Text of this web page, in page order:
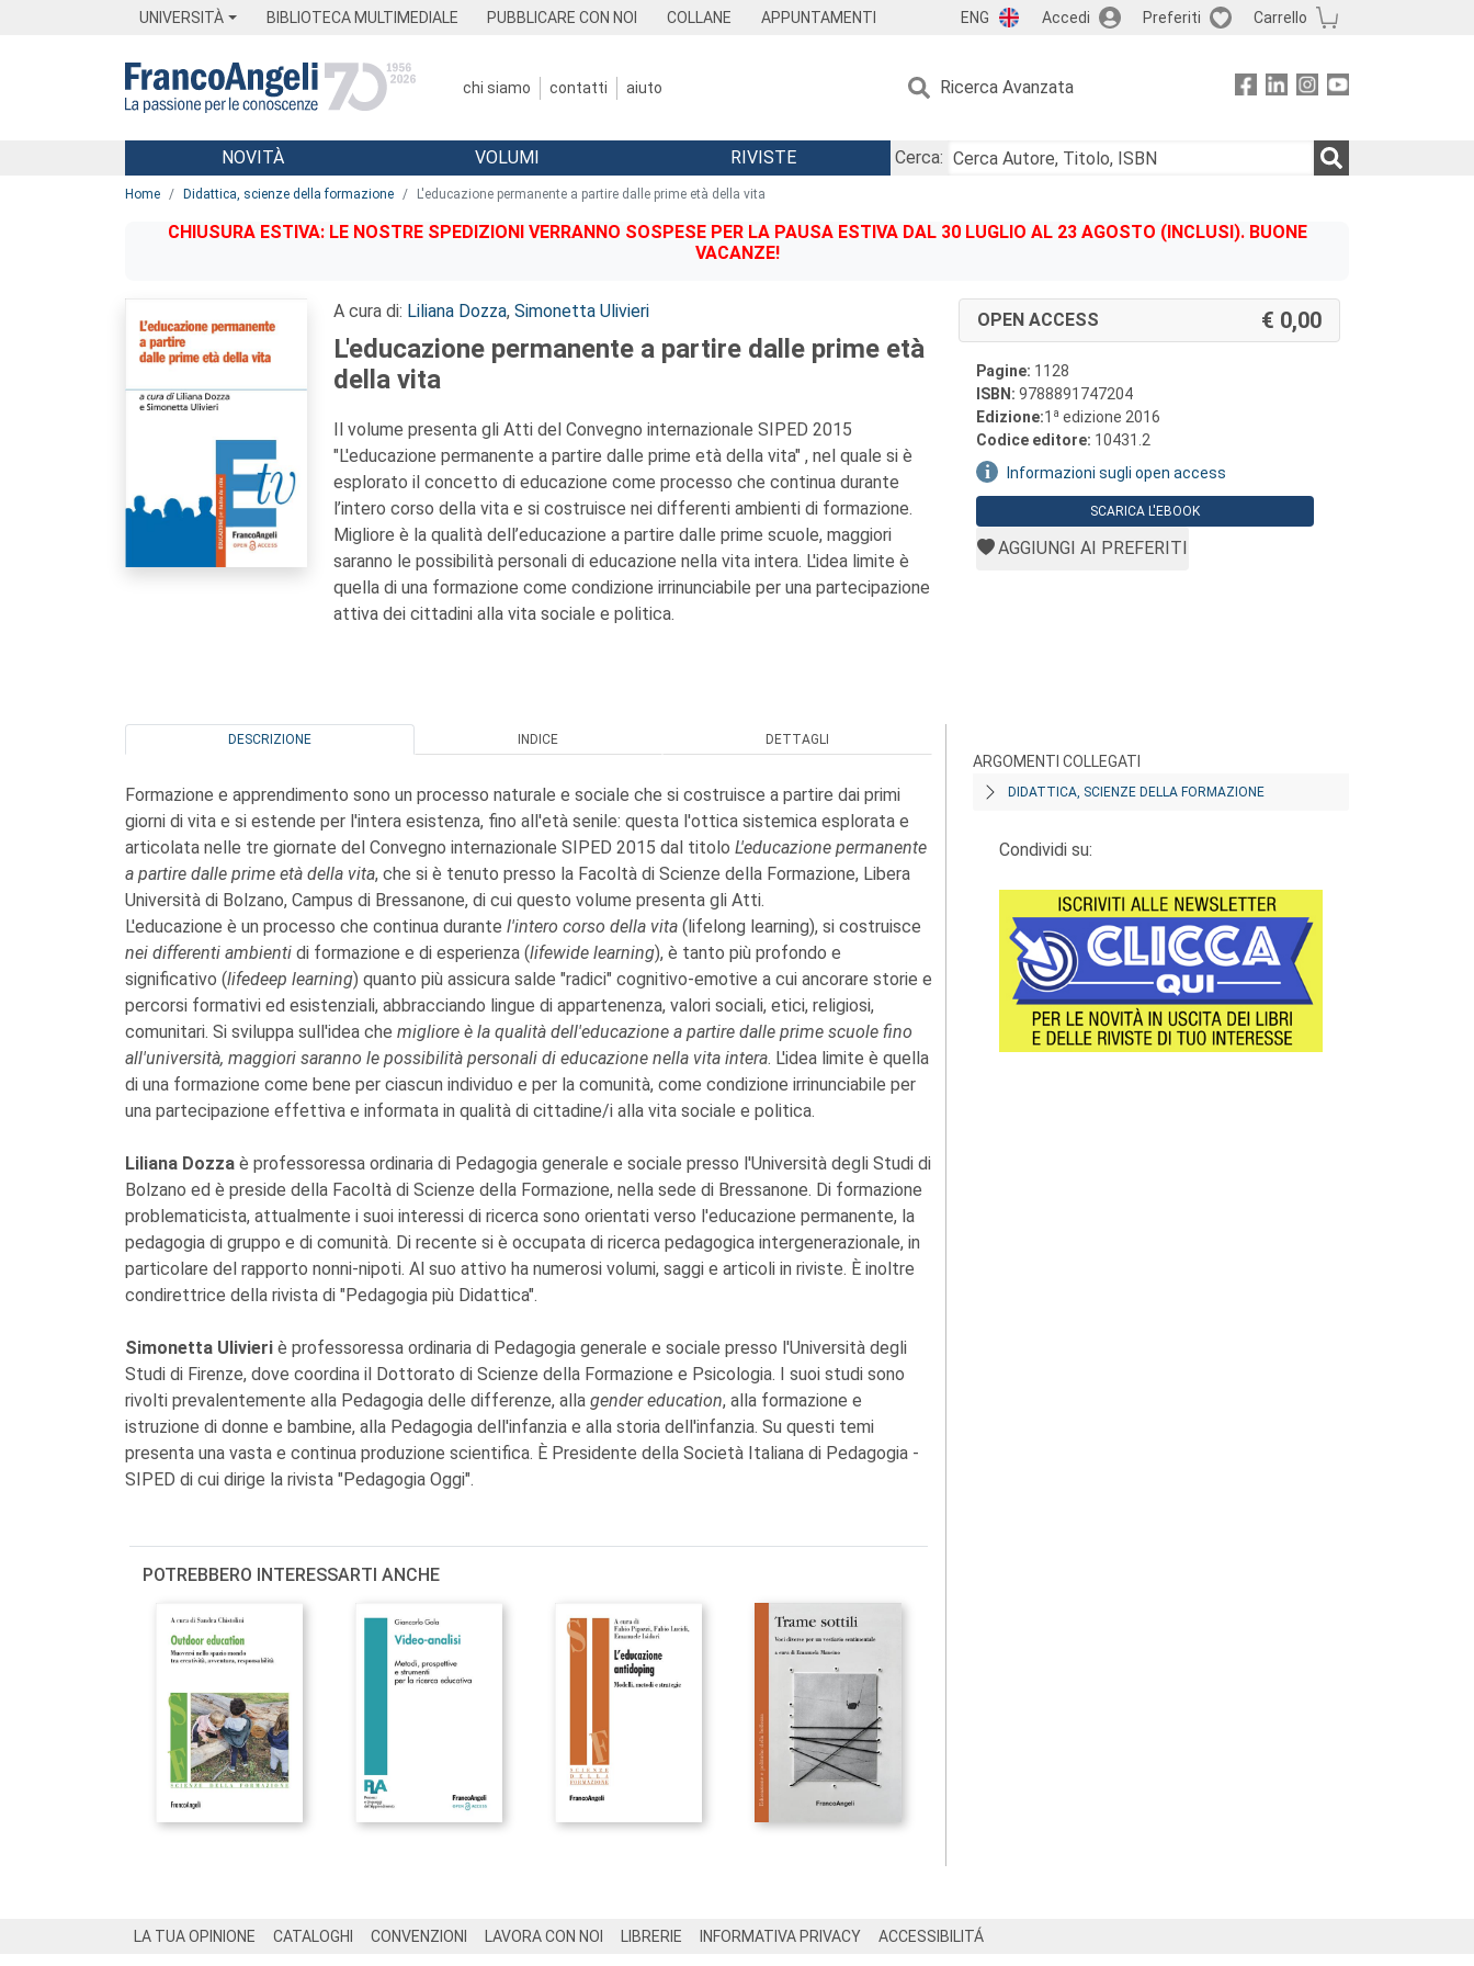
UNIVERSITÀ BIBLIOTECA MULTIMEDIALE PUBBLICARE CON NOI COLLANE APPUNTAMENTI ENG Accedi Preferiti Carrello
chi siamo contatti aiuto Ricerca Avanzata
Menu
NOVITÀ VOLUMI RIVISTE
Cerca:
Home Didattica, scienze della formazione L'educazione permanente a partire dalle prime età della vita
CHIUSURA ESTIVA: LE NOSTRE SPEDIZIONI VERRANNO SOSPESE PER LA PAUSA ESTIVA DAL 30 LUGLIO AL 23 AGOSTO (INCLUSI). BUONE
VACANZE!
A cura di: Liliana Dozza, Simonetta Ulivieri
L'educazione permanente a partire dalle prime età
della vita
Il volume presenta gli Atti del Convegno internazionale SIPED 2015
"L'educazione permanente a partire dalle prime età della vita" , nel quale si è
esplorato il concetto di educazione come processo che continua durante
l’intero corso della vita e si costruisce nei differenti ambienti di formazione.
Migliore è la qualità dell’educazione a partire dalle prime scuole, maggiori
saranno le possibilità personali di educazione nella vita intera. L'idea limite è
quella di una formazione come condizione irrinunciabile per una partecipazione
attiva dei cittadini alla vita sociale e politica.
OPEN ACCESS 0,00
Pagine: 1128
ISBN: 9788891747204
Edizione:1 a edizione 2016
Codice editore: 10431.2
Informazioni sugli open access
SCARICA L'EBOOK
AGGIUNGI AI PREFERITI
DESCRIZIONE INDICE DETTAGLI
Formazione e apprendimento sono un processo naturale e sociale che si costruisce a partire dai primi
giorni di vita e si estende per l'intera esistenza, fino all'età senile: questa l'ottica sistemica esplorata e
articolata nelle tre giornate del Convegno internazionale SIPED 2015 dal titolo L'educazione permanente
a partire dalle prime età della vita, che si è tenuto presso la Facoltà di Scienze della Formazione, Libera
Università di Bolzano, Campus di Bressanone, di cui questo volume presenta gli Atti.
L'educazione è un processo che continua durante l'intero corso della vita (lifelong learning), si costruisce
nei differenti ambienti di formazione e di esperienza (lifewide learning), è tanto più profondo e
significativo (lifedeep learning) quanto più assicura salde "radici" cognitivo-emotive a cui ancorare storie e
percorsi formativi ed esistenziali, abbracciando lingue di appartenenza, valori sociali, etici, religiosi,
comunitari. Si sviluppa sull'idea che migliore è la qualità dell'educazione a partire dalle prime scuole fino
all'università, maggiori saranno le possibilità personali di educazione nella vita intera. L'idea limite è quella
di una formazione come bene per ciascun individuo e per la comunità, come condizione irrinunciabile per
una partecipazione effettiva e informata in qualità di cittadine/i alla vita sociale e politica.
Liliana Dozza è professoressa ordinaria di Pedagogia generale e sociale presso l'Università degli Studi di
Bolzano ed è preside della Facoltà di Scienze della Formazione, nella sede di Bressanone. Di formazione
problematicista, attualmente i suoi interessi di ricerca sono orientati verso l'educazione permanente, la
pedagogia di gruppo e di comunità. Di recente si è occupata di ricerca pedagogica intergenerazionale, in
particolare del rapporto nonni-nipoti. Al suo attivo ha numerosi volumi, saggi e articoli in riviste. È inoltre
condirettrice della rivista di "Pedagogia più Didattica".
Simonetta Ulivieri è professoressa ordinaria di Pedagogia generale e sociale presso l'Università degli
Studi di Firenze, dove coordina il Dottorato di Scienze della Formazione e Psicologia. I suoi studi sono
rivolti prevalentemente alla Pedagogia delle differenze, alla gender education, alla formazione e
istruzione di donne e bambine, alla Pedagogia dell'infanzia e alla storia dell'infanzia. Su questi temi
presenta una vasta e continua produzione scientifica. È Presidente della Società Italiana di Pedagogia -
SIPED di cui dirige la rivista "Pedagogia Oggi".
POTREBBERO INTERESSARTI ANCHE
ARGOMENTI COLLEGATI
DIDATTICA, SCIENZE DELLA FORMAZIONE
Condividi su:
LA TUA OPINIONE CATALOGHI CONVENZIONI LAVORA CON NOI LIBRERIE INFORMATIVA PRIVACY ACCESSIBILITÁ